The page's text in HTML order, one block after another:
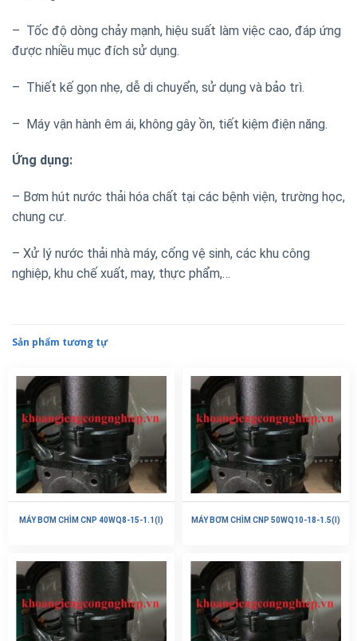
– Tốc độ dòng chảy mạnh, hiệu suất làm việc cao, đáp ứng
được nhiều mục đích sử dụng.
– Thiết kế gọn nhẹ, dễ di chuyển, sử dụng và bảo trì.
– Máy vận hành êm ái, không gây ồn, tiết kiệm điện năng.
Ứng dụng:
– Bơm hút nước thải hóa chất tại các bệnh viện, trường học,
chung cư.
– Xử lý nước thải nhà máy, cống vệ sinh, các khu công
nghiệp, khu chế xuất, may, thực phẩm,…
Sản phẩm tương tự
MÁY BƠM CHÌM CNP 40WQ8-15-1.1(I) MÁY BƠM CHÌM CNP 50WQ10-18-1.5(I)